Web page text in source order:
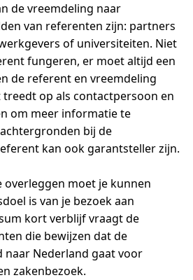
de vreemdeling naar
van referenten zijn: partners
of universiteiten. Niet
fungeren, er moet altijd een
de referent en vreemdeling
op als contactpersoon en
om meer informatie te
bij de
kan ook garantsteller zijn.
moet je kunnen
is van je bezoek aan
kort verblijf vraagt de
die bewijzen dat de
naar Nederland gaat voor
zakenbezoek.